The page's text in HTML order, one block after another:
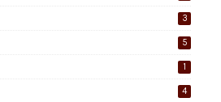
3
5
1
4